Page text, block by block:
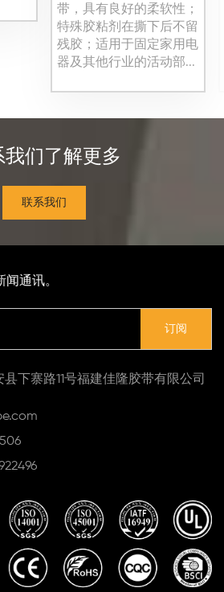
带，具有良好的柔软性；
特殊胶粘剂在撕下后不留
残胶；适用于固定家用电
器及其他行业的活动部...
我们了解更多
联系我们
通讯。
下寨路11号福建佳隆胶带有限公司